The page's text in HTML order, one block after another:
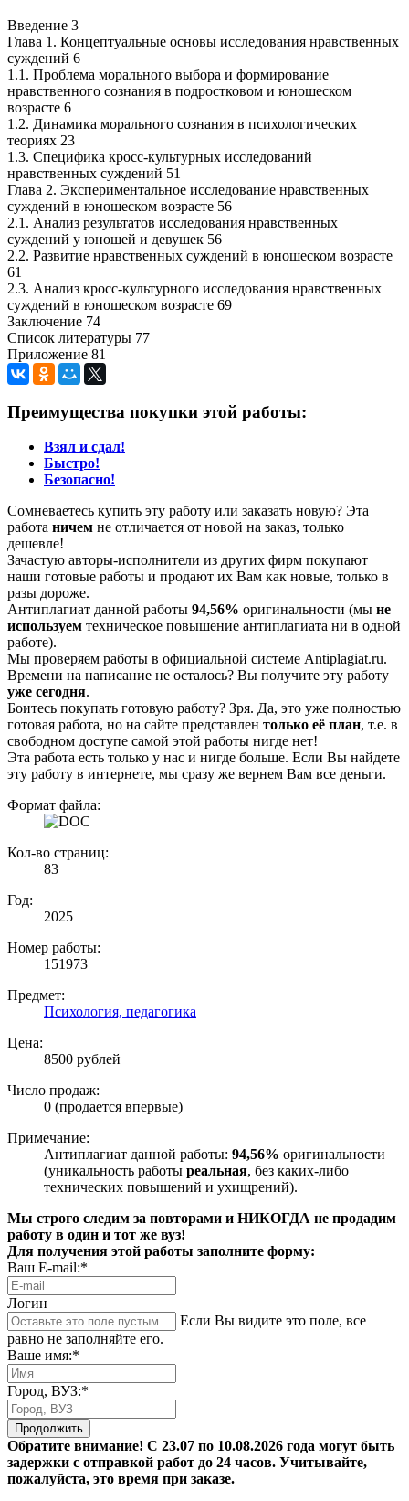
Введение 3
Глава 1. Концептуальные основы исследования нравственных
суждений 6
1.1. Проблема морального выбора и формирование
нравственного сознания в подростковом и юношеском
возрасте 6
1.2. Динамика морального сознания в психологических
теориях 23
1.3. Специфика кросс-культурных исследований
нравственных суждений 51
Глава 2. Экспериментальное исследование нравственных
суждений в юношеском возрасте 56
2.1. Анализ результатов исследования нравственных
суждений у юношей и девушек 56
2.2. Развитие нравственных суждений в юношеском возрасте
61
2.3. Анализ кросс-культурного исследования нравственных
суждений в юношеском возрасте 69
Заключение 74
Список литературы 77
Приложение 81
Преимущества покупки этой работы:
Взял и сдал!
Быстро!
Безопасно!
Сомневаетесь купить эту работу или заказать новую? Эта
работа ничем не отличается от новой на заказ, только
дешевле!
Зачастую авторы-исполнители из других фирм покупают
наши готовые работы и продают их Вам как новые, только в
разы дороже.
Антиплагиат данной работы 94,56% оригинальности (мы не
используем техническое повышение антиплагиата ни в одной
работе).
Мы проверяем работы в официальной системе Аntiplagiat.ru.
Времени на написание не осталось? Вы получите эту работу
уже сегодня.
Боитесь покупать готовую работу? Зря. Да, это уже полностью
готовая работа, но на сайте представлен только её план, т.е. в
свободном доступе самой этой работы нигде нет!
Эта работа есть только у нас и нигде больше. Если Вы найдете
эту работу в интернете, мы сразу же вернем Вам все деньги.
Формат файла:
Кол-во страниц:
83
Год:
2025
Номер работы:
151973
Предмет:
Психология, педагогика
Цена:
8500 рублей
Число продаж:
0 (продается впервые)
Примечание:
Антиплагиат данной работы: 94,56% оригинальности
(уникальность работы реальная, без каких-либо
технических повышений и ухищрений).
Мы строго следим за повторами и НИКОГДА не продадим
работу в один и тот же вуз!
Для получения этой работы заполните форму:
Ваш E-mail:*
Логин
Если Вы видите это поле, все
равно не заполняйте его.
Ваше имя:*
Город, ВУЗ:*
Продолжить
Обратите внимание! С 23.07 по 10.08.2026 года могут быть
задержки с отправкой работ до 24 часов. Учитывайте,
пожалуйста, это время при заказе.